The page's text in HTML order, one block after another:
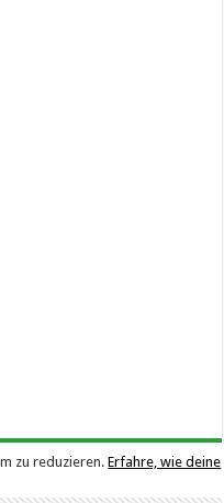
zu reduzieren.Erfahre, wie deine